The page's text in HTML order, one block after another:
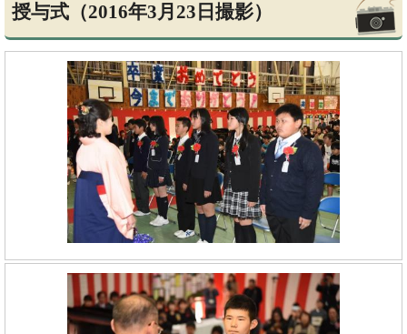
授与式（2016年3月23日撮影）